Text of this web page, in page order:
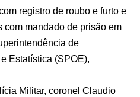
registro de roubo e furto e
com mandado de prisão em
de
Estatística (SPOE),
Militar, coronel Claudio